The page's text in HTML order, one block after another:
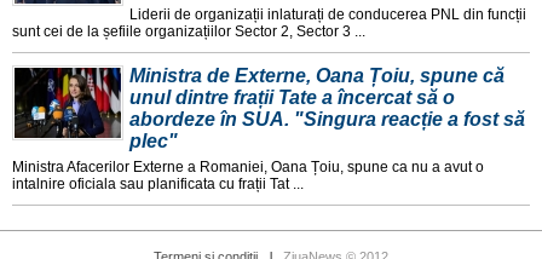
Liderii de organizații inlaturați de conducerea PNL din funcții
sunt cei de la șefiile organizațiilor Sector 2, Sector 3 ...
Ministra de Externe, Oana Țoiu, spune că
unul dintre frații Tate a încercat să o
abordeze în SUA. "Singura reacție a fost să
plec"
Ministra Afacerilor Externe a Romaniei, Oana Țoiu, spune ca nu a avut o
intalnire oficiala sau planificata cu frații Tat ...